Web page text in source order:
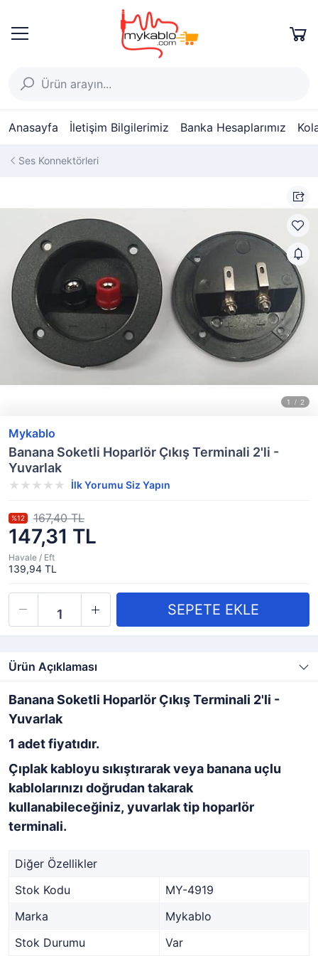
Anasayfa İletişim Bilgilerimiz Banka Hesaplarımız
Ses Konnektörleri
Mykablo
Banana Soketli Hoparlör Çıkış Terminali 2'li -
Yuvarlak
İlk Yorumu Siz Yapın
147,31 TL
%12 167,40 TL
Havale / Eft
139,94 TL
Ürün Açıklaması
Banana Soketli Hoparlör Çıkış Terminali 2'li -
Yuvarlak
1 adet fiyatıdır.
Çıplak kabloyu sıkıştırarak veya banana uçlu
kablolarınızı doğrudan takarak
kullanabileceğiniz, yuvarlak tip hoparlör
terminali.
Diğer Özellikler
Stok Kodu
MY-4919
Marka
Mykablo
Stok Durumu
Var